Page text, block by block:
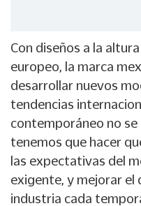
Con diseños a la
europeo, la marca
desarrollar nuevos
tendencias
contemporáneo no
tenemos que hacer
las expectativas del
exigente, y mejorar el
industria cada